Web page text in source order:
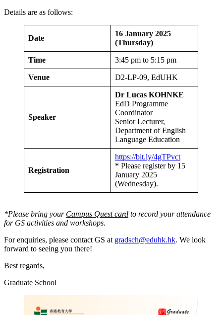
Details are as follows:
Date
16 January 2025
(Thursday)
Time 3:45 pm to 5:15 pm
Venue D2-LP-09, EdUHK
Speaker
Dr Lucas KOHNKE
EdD Programme
Coordinator
Senior Lecturer,
Department of English
Language Education
Registration
https://bit.ly/4gTPvct
* Please register by 15
January 2025
(Wednesday).
*Please bring your Campus Quest card to record your attendance
for GS activities and workshops.
For enquiries, please contact GS at gradsch@eduhk.hk. We look
forward to seeing you there!
Best regards,
Graduate School